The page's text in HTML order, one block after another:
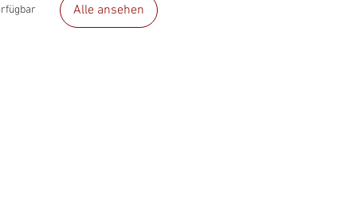
Alle ansehen